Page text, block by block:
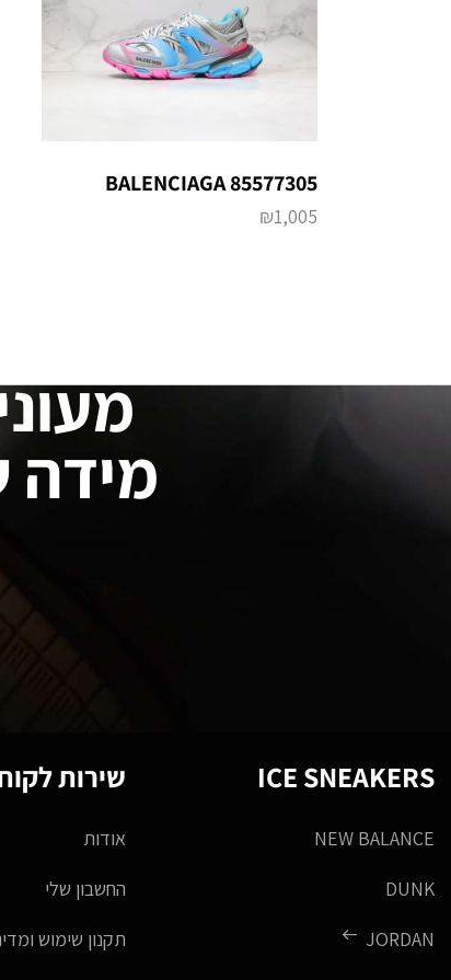
BALENCIAGA 85577305
₪1,005
מידה
ICE SNEAKERS
NEW BALANCE
DUNK
JORDAN
שירות
אודות
החשבון שלי
תקנון שימוש